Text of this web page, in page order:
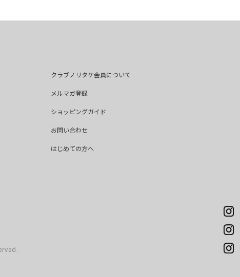
クラブノリタケ会員について
メルマガ登録
ショッピングガイド
お問い合わせ
はじめての方へ